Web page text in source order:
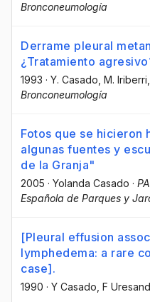
Bronconeumología
Derrame pleural
¿Tratamiento
1993 · Y. Casado , M. Iriberri
Bronconeumología
Fotos que se hicieron
algunas fuentes y
de la Granja"
2005 · Yolanda Casado ·
Española de Parques y
[Pleural effusion
lymphedema: a rare
case].
1990 · Y Casado , F